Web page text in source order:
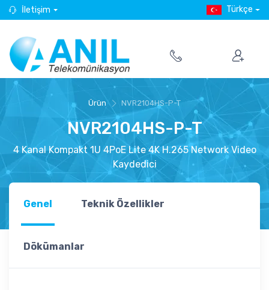
İletişim Türkçe
Ürün NVR2104HS-P-T
NVR2104HS-P-T
4 Kanal Kompakt 1U 4PoE Lite 4K H.265 Network Video
Kaydedici
Genel Teknik Özellikler
Dökümanlar